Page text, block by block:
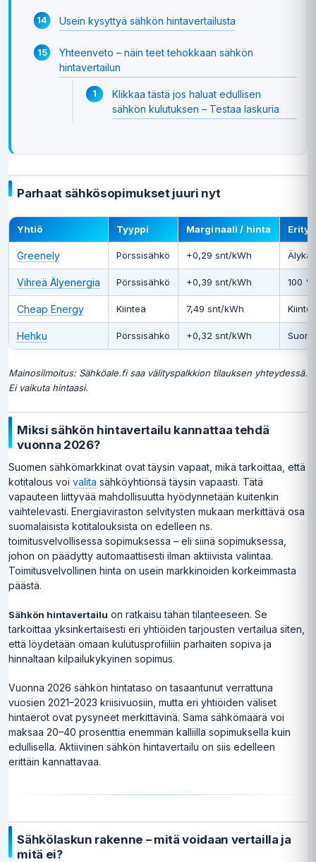
Usein kysyttyä sähkön hintavertailusta
Yhteenveto – näin teet tehokkaan sähkön
hintavertailun
Klikkaa tästä jos haluat edullisen
sähkön kulutuksen – Testaa laskuria
Parhaat sähkösopimukset juuri nyt
Yhtiö Tyyppi Marginaali / hinta
Greenely Pörssisähkö +0,29 snt/kWh
Vihreä Älyenergia Pörssisähkö +0,39 snt/kWh 100
Cheap Energy Kiinteä 7,49 snt/kWh
Hehku Pörssisähkö +0,32 snt/kWh
Mainosilmoitus: Sähköale.fi saa välityspalkkion tilauksen yhteydessä.
Ei vaikuta hintaasi.
Miksi sähkön hintavertailu kannattaa tehdä
vuonna 2026?
Suomen sähkömarkkinat ovat täysin vapaat, mikä tarkoittaa, että
kotitalous voi valita sähköyhtiönsä täysin vapaasti. Tätä
vapauteen liittyvää mahdollisuutta hyödynnetään kuitenkin
vaihtelevasti. Energiaviraston selvitysten mukaan merkittävä osa
suomalaisista kotitalouksista on edelleen ns.
toimitusvelvollisessa sopimuksessa – eli siinä sopimuksessa,
johon on päädytty automaattisesti ilman aktiivista valintaa.
Toimitusvelvollinen hinta on usein markkinoiden korkeimmasta
päästä.
Sähkön hintavertailu on ratkaisu tähän tilanteeseen. Se
tarkoittaa yksinkertaisesti eri yhtiöiden tarjousten vertailua siten,
että löydetään omaan kulutusprofiiliin parhaiten sopiva ja
hinnaltaan kilpailukykyinen sopimus.
Vuonna 2026 sähkön hintataso on tasaantunut verrattuna
vuosien 2021–2023 kriisivuosiin, mutta eri yhtiöiden väliset
hintaerot ovat pysyneet merkittävinä. Sama sähkömäärä voi
maksaa 20–40 prosenttia enemmän kalliilla sopimuksella kuin
edullisella. Aktiivinen sähkön hintavertailu on siis edelleen
erittäin kannattavaa.
Sähkölaskun rakenne – mitä voidaan vertailla ja
mitä ei?